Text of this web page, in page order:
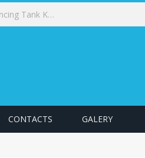
Cara Merawat Skimmer Box Kolam Renang Agar Tetap Berfungsi Optimal
CONTACTS GALERY